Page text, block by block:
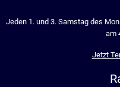
Jeden 1. und 3. Samstag des
am
Jetzt